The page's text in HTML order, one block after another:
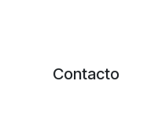
Contacto